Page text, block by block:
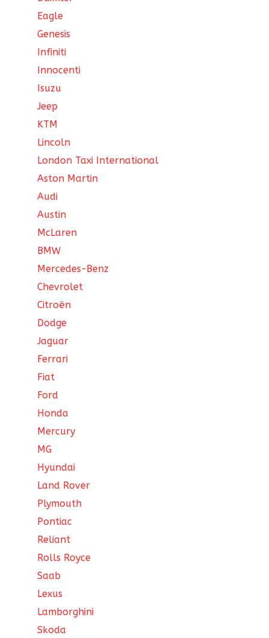
Eagle
Genesis
Infiniti
Innocenti
Isuzu
Jeep
KTM
Lincoln
London Taxi International
Aston Martin
Audi
Austin
McLaren
BMW
Mercedes-Benz
Chevrolet
Citroën
Dodge
Jaguar
Ferrari
Fiat
Ford
Honda
Mercury
MG
Hyundai
Land Rover
Plymouth
Pontiac
Reliant
Rolls Royce
Saab
Lexus
Lamborghini
Skoda